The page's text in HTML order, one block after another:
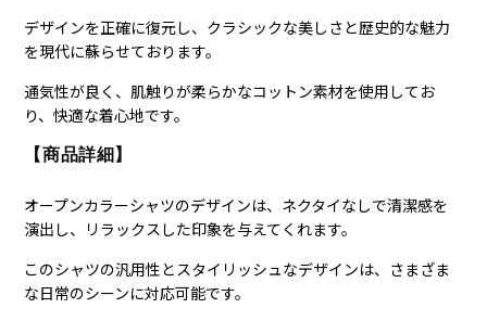
デザインを正確に復元し、クラシックな美しさと歴史的な魅力
を現代に蘇らせております。
通気性が良く、肌触りが柔らかなコットン素材を使用してお
り、快適な着心地です。
【商品詳細】
オープンカラーシャツのデザインは、ネクタイなしで清潔感を
演出し、リラックスした印象を与えてくれます。
このシャツの汎用性とスタイリッシュなデザインは、さまざま
な日常のシーンに対応可能です。